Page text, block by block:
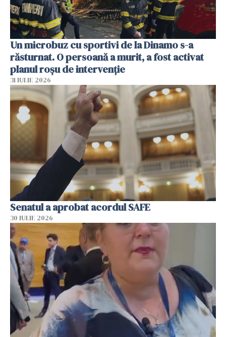
Un microbuz cu sportivi de la Dinamo s-a
răsturnat. O persoană a murit, a fost activat
planul roșu de intervenție
31 IULIE 2026
Senatul a aprobat acordul SAFE
30 IULIE 2026